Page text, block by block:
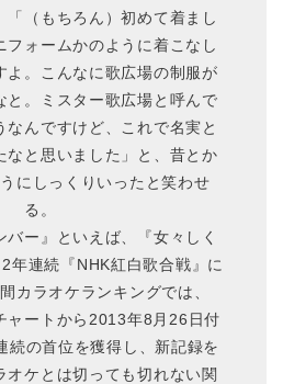
「（もちろん）初めて着まし
フォームかのように着こなし
よ。こんなに歌広場の制服が
と。ミスター歌広場と呼んで
なんですけど、これで名実と
なと思いました」と、昔とか
にしっくりいったと笑わせ
る。
ー』といえば、『女々しく
年連続『NHK紅白歌合戦』に
カラオケランキングでは、
ャートから2013年8月26日付
続の首位を獲得し、新記録を
オケとは切っても切れない関